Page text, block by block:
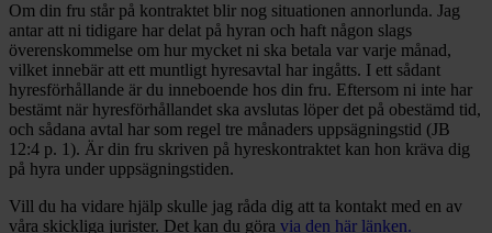
Om din fru står på kontraktet blir nog situationen annorlunda. Jag
antar att ni tidigare har delat på hyran och haft någon slags
överenskommelse om hur mycket ni ska betala var varje månad,
vilket innebär att ett muntligt hyresavtal har ingåtts. I ett sådant
hyresförhållande är du inneboende hos din fru. Eftersom ni inte har
bestämt när hyresförhållandet ska avslutas löper det på obestämd tid,
och sådana avtal har som regel tre månaders uppsägningstid (JB
12:4 p. 1). Är din fru skriven på hyreskontraktet kan hon kräva dig
på hyra under uppsägningstiden.
Vill du ha vidare hjälp skulle jag råda dig att ta kontakt med en av
våra skickliga jurister. Det kan du göra via den här länken.